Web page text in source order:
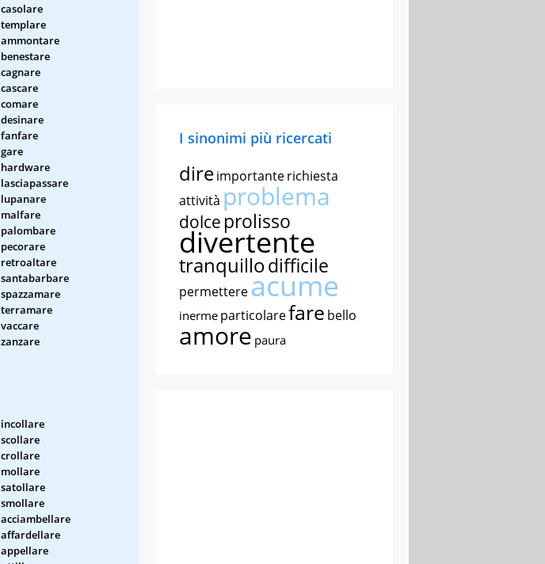
casolare
templare
ammontare
benestare
cagnare
cascare
comare
desinare
fanfare
gare
hardware
lasciapassare
lupanare
malfare
palombare
pecorare
retroaltare
santabarbare
spazzamare
terramare
vaccare
zanzare
incollare
scollare
crollare
mollare
satollare
smollare
acciambellare
affardellare
appellare
I sinonimi più ricercati
direimportanterichiesta
attività problema
dolce prolisso
divertente
tranquillodifficile
permettereacume
inerme particolarefare bello
amore paura